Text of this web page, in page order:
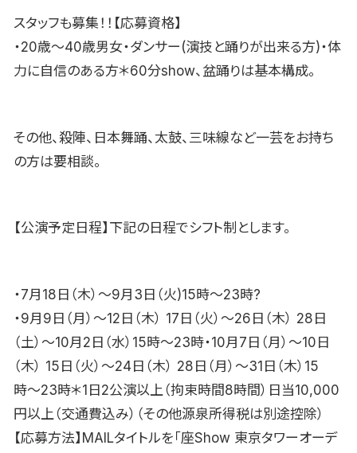
スタッフも募集！！【応募資格】
・20歳〜40歳男女・ダンサー(演技と踊りが出来る方)・体
力に自信のある方＊60分show、盆踊りは基本構成。
その他、殺陣、日本舞踊、太鼓、三味線など一芸をお持ち
の方は要相談。
【公演予定日程】下記の日程でシフト制とします。
・7月18日（木）〜9月3日（火)15時〜23時?
・9月9日（月）〜12日（木） 17日（火）〜26日（木） 28日
（土）〜10月2日（水）15時〜23時・10月7日（月）〜10日
（木） 15日（火）〜24日（木） 28日（月）〜31日（木）15
時〜23時＊1日2公演以上（拘束時間8時間）日当10,000
円以上（交通費込み）（その他源泉所得税は別途控除）
【応募方法】MAILタイトルを「座Show 東京タワーオーデ